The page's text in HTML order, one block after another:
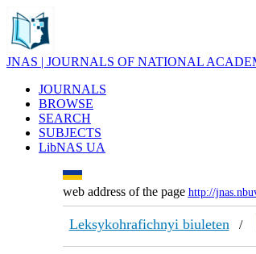
JNAS | JOURNALS OF NATIONAL
JOURNALS
BROWSE
SEARCH
SUBJECTS
LibNAS UA
web address of the page http://
Leksykohrafichnyi biuleten /